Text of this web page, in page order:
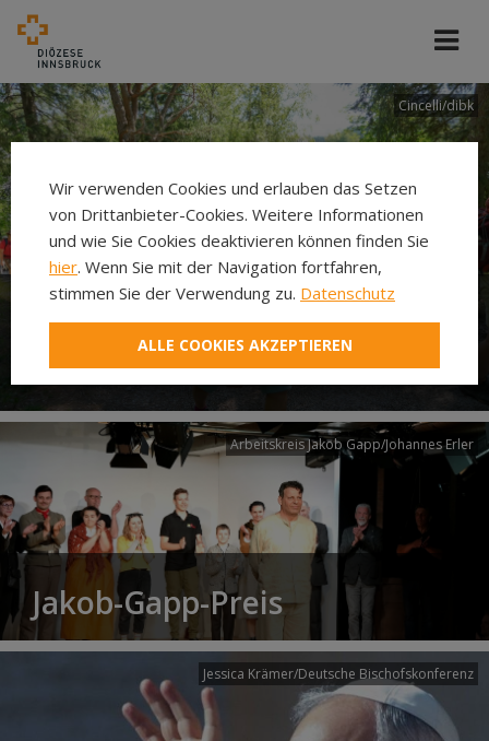
Cincelli/dibk
Neuer Pilgerweg Via
Laudato si’
Arbeitskreis Jakob Gapp/Johannes Erler
Jakob-Gapp-Preis
Jessica Krämer/Deutsche Bischofskonferenz
Wir verwenden Cookies und erlauben das Setzen
von Drittanbieter-Cookies. Weitere Informationen
und wie Sie Cookies deaktivieren können finden Sie
hier. Wenn Sie mit der Navigation fortfahren,
stimmen Sie der Verwendung zu. Datenschutz
ALLE COOKIES AKZEPTIEREN